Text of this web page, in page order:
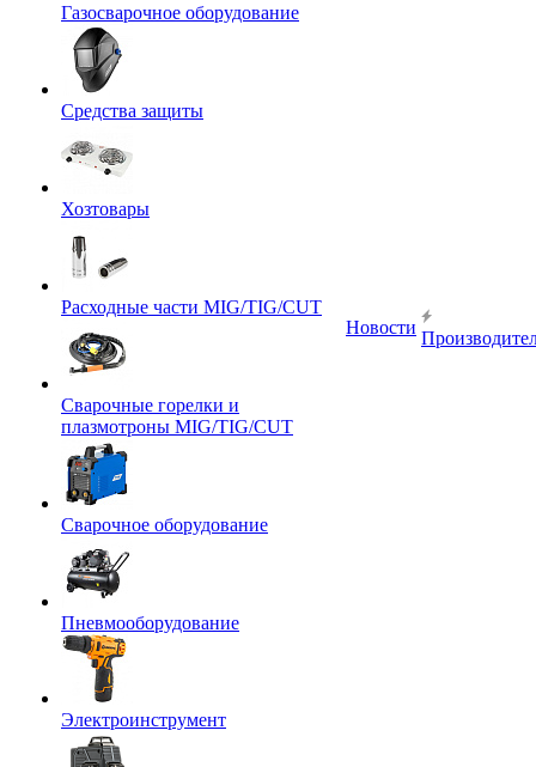
Газосварочное оборудование
Средства защиты
Хозтовары
Расходные части MIG/TIG/CUT
Сварочные горелки и
плазмотроны MIG/TIG/CUT
Сварочное оборудование
Пневмооборудование
Электроинструмент
Новости